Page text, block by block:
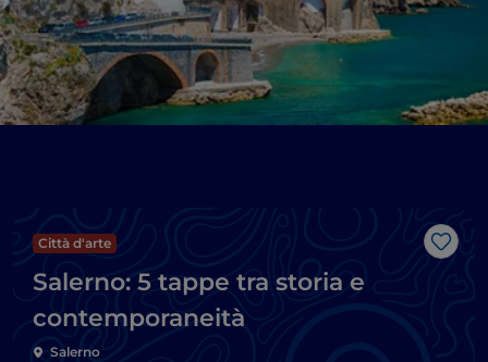
Like
Città d'arte
Salerno: 5 tappe tra storia e
contemporaneità
Salerno